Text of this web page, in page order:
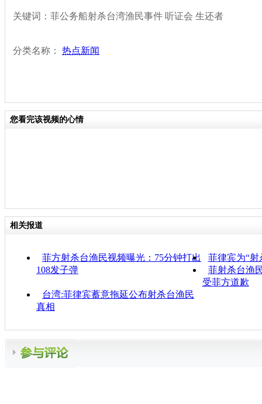
关键词：菲公务船射杀台湾渔民事件 听证会 生还者
分类名称： 热点新闻
您看完该视频的心情
相关报道
菲方射杀台渔民视频曝光：75分钟打出
108发子弹
菲律宾为“射
菲射杀台渔
受菲方道歉
台湾:菲律宾蓄意拖延公布射杀台渔民
真相